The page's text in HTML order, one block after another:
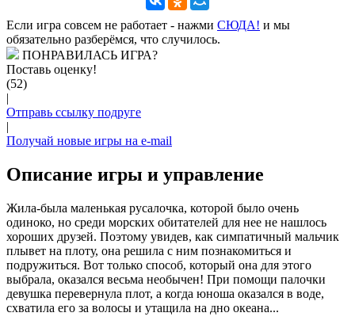
Если игра совсем не работает - нажми CЮДА! и мы
обязательно разберёмся, что случилось.
ПОНРАВИЛАСЬ ИГРА?
Поставь оценку!
(52)
|
Отправь ссылку подруге
|
Получай новые игры на e-mail
Описание игры и управление
Жила-была маленькая русалочка, которой было очень
одиноко, но среди морских обитателей для нее не нашлось
хороших друзей. Поэтому увидев, как симпатичный мальчик
плывет на плоту, она решила с ним познакомиться и
подружиться. Вот только способ, который она для этого
выбрала, оказался весьма необычен! При помощи палочки
девушка перевернула плот, а когда юноша оказался в воде,
схватила его за волосы и утащила на дно океана...